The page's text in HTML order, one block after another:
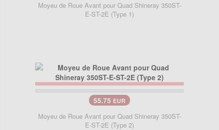
Moyeu de Roue Avant pour Quad Shineray 350ST-
E-ST-2E (Type 1)
55.75 EUR
Moyeu de Roue Avant pour Quad Shineray 350ST-
E-ST-2E (Type 2)